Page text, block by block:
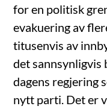
for en politisk
evakuering av
titusenvis av
det sannsynligvis
dagens regjering
nytt parti. Det er